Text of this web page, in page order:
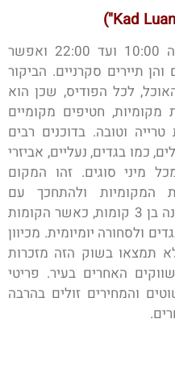
שוק זה פתוח בכל יום מהשעה 10:00 ועד 22:00 ואפשר
תיירים סקרניים. הביקור
לכל הפודיס, שכן הוא
חטיפים מקומיים
וטובה. בדוכנים רבים
כמו בגדים, נעליים, אביזרי
מיני סוגים. זהו המקום
המקומיות ולהתחכך עם
התושבים. השוק נמצא בתוך מבנה בן 3 קומות, כאשר הקומות
ולסחורה יומיומית. מכיוון
תמצאו בשוק הזה מזכרות
האחרים בעיר. פריטי
והמחירים זולים בהרבה